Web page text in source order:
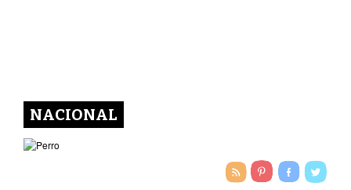
NACIONAL